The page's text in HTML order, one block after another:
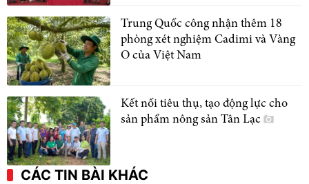
Trung Quốc công nhận thêm 18
phòng xét nghiệm Cadimi và Vàng
O của Việt Nam
Kết nối tiêu thụ, tạo động lực cho
sản phẩm nông sản Tân Lạc
CÁC TIN BÀI KHÁC